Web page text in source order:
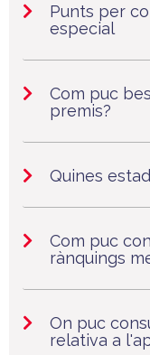
Punts per
especial
Com puc
premis?
Quines
Com puc
rànquings
On puc
relativa a